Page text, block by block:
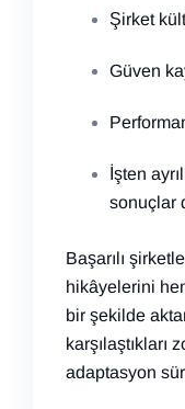
Şirket
Güven
İşten
sonuçlar
Başarılı
hikâyelerini
bir şekilde
karşılaştıkları
adaptasyon